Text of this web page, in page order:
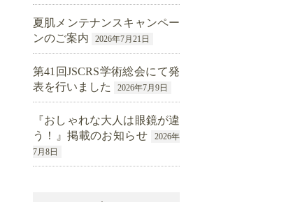
夏肌メンテナンスキャンペー
ンのご案内
2026年7月21日
第41回JSCRS学術総会にて発
表を行いました
2026年7月9日
『おしゃれな大人は眼鏡が違
う！』掲載のお知らせ
2026年
7月8日